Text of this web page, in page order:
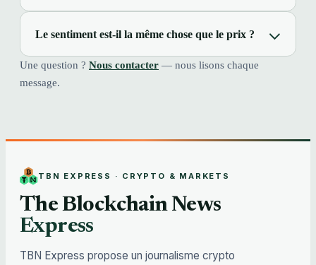
Le sentiment est-il la même chose que le prix ?
Une question ? Nous contacter — nous lisons chaque
message.
TBN EXPRESS · CRYPTO & MARKETS
The Blockchain News
Express
TBN Express propose un journalisme crypto